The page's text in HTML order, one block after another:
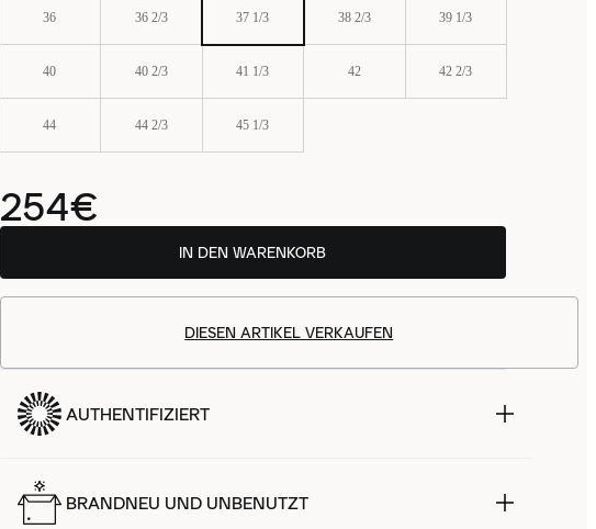
36 36 2/3 37 1/3 38 2/3 39 1/3
40 40 2/3 41 1/3 42 42 2/3
44 44 2/3 45 1/3
254€
IN DEN WARENKORB
DIESEN ARTIKEL VERKAUFEN
AUTHENTIFIZIERT
BRANDNEU UND UNBENUTZT